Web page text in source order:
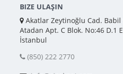
BIZE ULAŞIN
Akatlar Zeytinoğlu Cad. Babil
Atadan Apt. C Blok. No:46 D.1
İstanbul
(850) 222 2770